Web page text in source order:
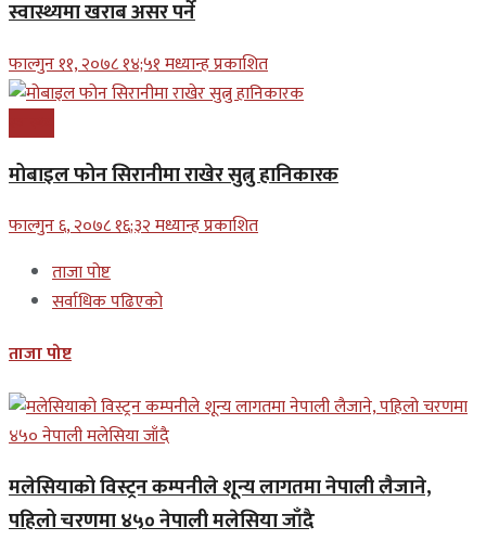
स्वास्थ्यमा खराब असर पर्ने
फाल्गुन ११, २०७८ १४;५१ मध्यान्ह प्रकाशित
मोबाइल फोन सिरानीमा राखेर सुत्नु हानिकारक
फाल्गुन ६, २०७८ १६;३२ मध्यान्ह प्रकाशित
ताजा पोष्ट
सर्वाधिक पढिएको
ताजा पोष्ट
मलेसियाको विस्ट्रन कम्पनीले शून्य लागतमा नेपाली लैजाने,
पहिलो चरणमा ४५० नेपाली मलेसिया जाँदै